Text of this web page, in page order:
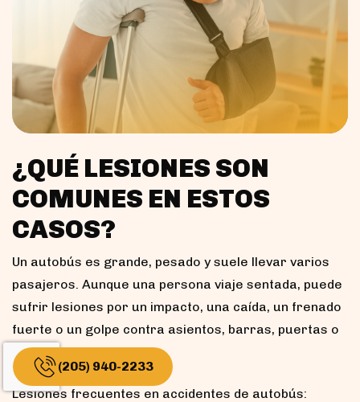
(205) 940-2233
¿QUÉ LESIONES SON
COMUNES EN ESTOS
CASOS?
Un autobús es grande, pesado y suele llevar varios
pasajeros. Aunque una persona viaje sentada, puede
sufrir lesiones por un impacto, una caída, un frenado
fuerte o un golpe contra asientos, barras, puertas o
equipaje.
Lesiones frecuentes en accidentes de autobús: